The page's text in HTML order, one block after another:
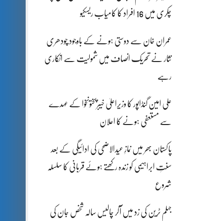
چکری میں 16 افراد کا کامیاب ریسکیو
عمران خان سے دوستی ہونے کے باوجود چودھری
نثار نے تحریک انصاف میں شمولیت سے انکاری
رہے
علی امین گنڈاپور کا وزیراعلیٰ خیبرپختونخوا کے عہدے
سے مستعفی ہونے کا اعلان
پاکستان بھر میں نمازِ عیدالاضحی کی ادائیگی کے بعد
سنتِ ابراہیمی کو زندہ رکھتے ہوئے قربانی کا سلسلہ
شروع
جہلم ٹرین کی زد میں آکر چالیس سالہ شخص جان کی